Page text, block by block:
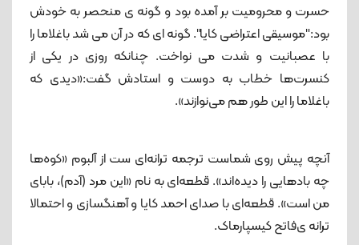
حسرت و محرومیت بر آمده بود و گونه ی‌ منحصر به خودش
بود:"موسیقی اعتراضی کایا". گونه ای که در آن می شد باغلاما را
با عصبانیت و شدت می نواخت. چنانکه روزی در یکی از
کنسرت‌ها خطاب به دوست و استادش گفت:«دیدی که
باغلاما را این طور هم می‌نوازند».
آنچه پیش روی شماست ترجمه ترانه‌ای ست از آلبوم «کوه‌ها
چه بادهایی را دیده‌اند». قطعه‌ای به نام «این مرد (آدم)، بابای
من است». قطعه‌ای با صدای احمد کایا و آهنگسازی و احتمالا
ترانه ی‌فاتح کیسپارماک.